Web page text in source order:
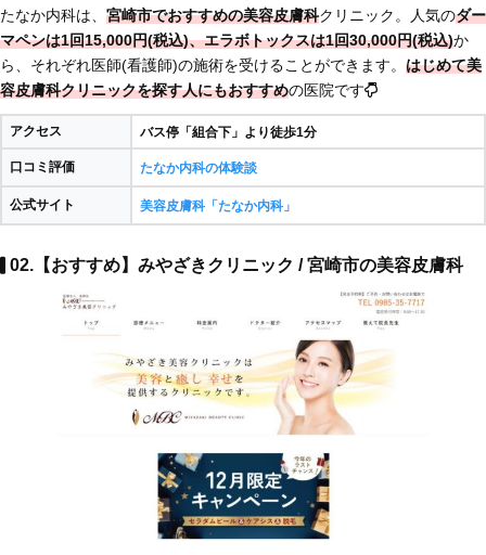
たなか内科は、 宮崎市でおすすめの美容皮膚科クリニック。人気のダー
マペンは1回15,000円(税込)、エラボトックスは1回30,000円(税込)か
ら、それぞれ医師(看護師)の施術を受けることができます。 はじめて美
容皮膚科クリニックを探す人にもおすすめの医院です
アクセス バス停「組合下」より徒歩1分
口コミ評価 たなか内科の体験談
公式サイト 美容皮膚科「たなか内科」
02.【おすすめ】みやざきクリニック / 宮崎市の美容皮膚科